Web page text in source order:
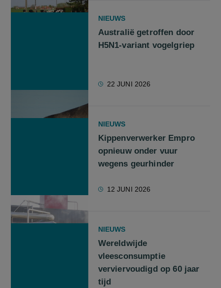
NIEUWS
Australië getroffen door
H5N1-variant vogelgriep
22 JUNI 2026
NIEUWS
Kippenverwerker Empro
opnieuw onder vuur
wegens geurhinder
12 JUNI 2026
NIEUWS
Wereldwijde
vleesconsumptie
verviervoudigd op 60 jaar
tijd